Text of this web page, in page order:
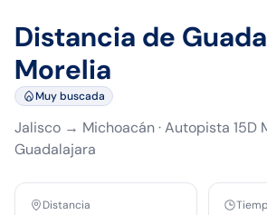
Distancia de
Morelia
Muy buscada
Jalisco → Michoacán·Autopista 15D
Guadalajara
Distancia